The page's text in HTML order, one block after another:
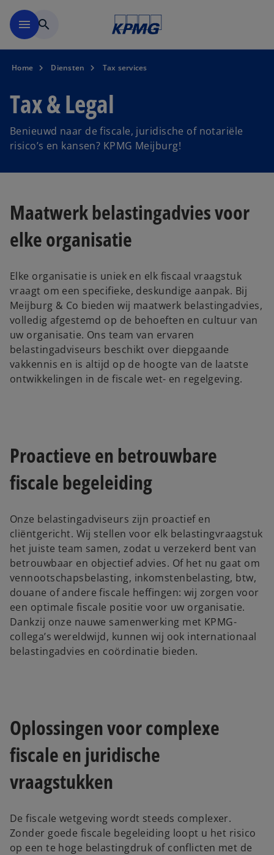
menu search
Home Diensten Tax services
Tax & Legal
Benieuwd naar de fiscale, juridische of notariële
risico’s en kansen? KPMG Meijburg!
Maatwerk belastingadvies voor
elke organisatie
Elke organisatie is uniek en elk fiscaal vraagstuk
vraagt om een specifieke, deskundige aanpak. Bij
Meijburg & Co bieden wij maatwerk belastingadvies,
volledig afgestemd op de behoeften en cultuur van
uw organisatie. Ons team van ervaren
belastingadviseurs beschikt over diepgaande
vakkennis en is altijd op de hoogte van de laatste
ontwikkelingen in de fiscale wet- en regelgeving.
Proactieve en betrouwbare
fiscale begeleiding
Onze belastingadviseurs zijn proactief en
cliëntgericht. Wij stellen voor elk belastingvraagstuk
het juiste team samen, zodat u verzekerd bent van
betrouwbaar en objectief advies. Of het nu gaat om
vennootschapsbelasting, inkomstenbelasting, btw,
douane of andere fiscale heffingen: wij zorgen voor
een optimale fiscale positie voor uw organisatie.
Dankzij onze nauwe samenwerking met KPMG-
collega’s wereldwijd, kunnen wij ook internationaal
belastingadvies en coördinatie bieden.
Oplossingen voor complexe
fiscale en juridische
vraagstukken
De fiscale wetgeving wordt steeds complexer.
Zonder goede fiscale begeleiding loopt u het risico
op een te hoge belastingdruk of conflicten met de